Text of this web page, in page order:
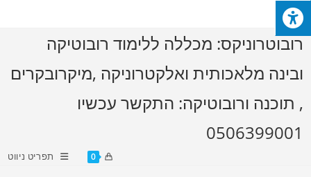
Skip
to
content
רובוטרוניקס: מכללה ללימוד רובוטיקה
ובינה מלאכותית ואלקטרוניקה ,מיקרובקרים
, תוכנה ורובוטיקה: התקשר עכשיו
0506399001
0 תפריט ניווט